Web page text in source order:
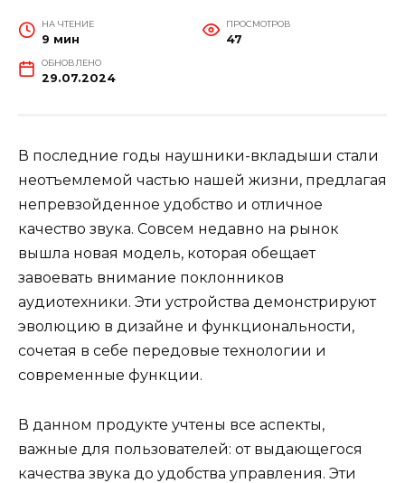
НА ЧТЕНИЕ
9 мин
ПРОСМОТРОВ
47
ОБНОВЛЕНО
29.07.2024
В последние годы наушники-вкладыши стали
неотъемлемой частью нашей жизни, предлагая
непревзойденное удобство и отличное
качество звука. Совсем недавно на рынок
вышла новая модель, которая обещает
завоевать внимание поклонников
аудиотехники. Эти устройства демонстрируют
эволюцию в дизайне и функциональности,
сочетая в себе передовые технологии и
современные функции.
В данном продукте учтены все аспекты,
важные для пользователей: от выдающегося
качества звука до удобства управления. Эти